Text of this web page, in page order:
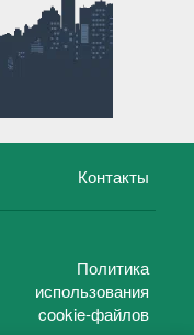
Контакты
Политика
использования
cookie-файлов